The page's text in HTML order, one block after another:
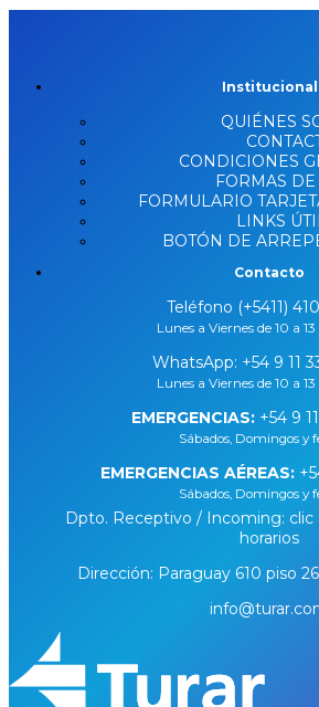
Institucional
QUIÉNES
CONDICIONES
FORMAS DE
FORMULARIO
LINKS
BOTÓN DE
Contacto
Teléfono (+5411)
Lunes a Viernes de 10 a 13
WhatsApp: +54 9 11
Lunes a Viernes de 10 a 13
EMERGENCIAS: +54 9
Sábados, Domingos y
EMERGENCIAS AÉREAS:
Sábados, Domingos y
Dpto. Receptivo / Incoming: clic
horarios
Dirección: Paraguay 610 piso